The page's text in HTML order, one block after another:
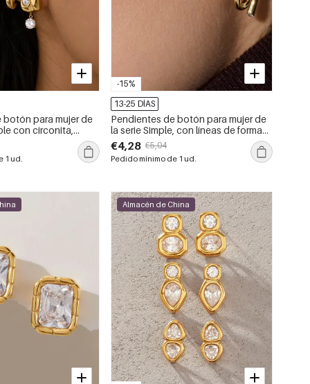
botón para mujer de
con circonita,
forma irregular, de la
Resistentes al
1 ud.
-15%
13-25 DÍAS
Pendientes de botón para mujer de
la serie Simple, con líneas de forma
irregular, de acero inoxidable y color
dorado, resistentes al agua.
€4,28 €5,04
Pedido mínimo de 1 ud.
Almacén de China